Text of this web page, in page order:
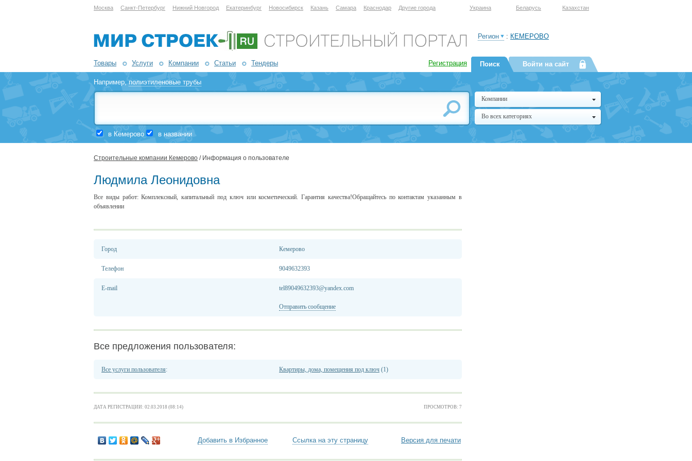
Москва Санкт-Петербург Нижний Новгород Екатеринбург Новосибирск Казань Самара Краснодар Другие города Украина Беларусь Казахстан
Товары Услуги Компании Статьи Тендеры Регистрация
Регион : КЕМЕРОВО
Например,полиэтиленовые трубы
в Кемерово в названии
Поиск Войти на сайт
Компании
Во всех категориях
Строительные компании Кемерово / Информация о пользователе
Людмила Леонидовна
Все виды работ: Комплексный, капитальный под ключ или косметический. Гарантия качества!Обращайтесь по контактам указанным в
объявлении
Город Кемерово
Телефон 9049632393
E-mail tel89049632393@yandex.com
Отправить сообщение
Все предложения пользователя:
Все услуги пользователя: Квартиры, дома, помещения под ключ (1)
ДАТА РЕГИСТРАЦИИ: 02.03.2018 (08:14) ПРОСМОТРОВ: 7
Добавить в Избранное Ссылка на эту страницу Версия для печати